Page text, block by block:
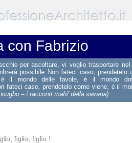
con Fabrizio
figlio, figlio !
per ascoltare, vi voglio trasportare
possibile Non fateci caso, prendetelo
il mondo delle favole, è il mondo
fateci caso, prendetelo come viene, è il
– i racconti mahi' della savana)